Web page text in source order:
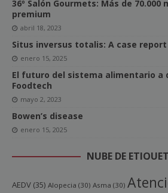
36º Salón Gourmets: Más de 70.000
premium
abril 18, 2023
Situs inversus totalis: A case
enero 15, 2025
El futuro del sistema alimentario a
Foodtech
mayo 2, 2023
Bowen’s disease
enero 15, 2025
NUBE DE
AEDV (35) Alopecia (30) Asma (30)